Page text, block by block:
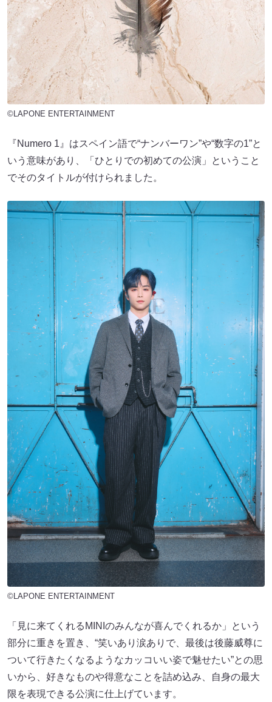
©LAPONE ENTERTAINMENT
『Numero 1』はスペイン語で“ナンバーワン”や“数字の1”と
いう意味があり、「ひとりでの初めての公演」ということ
でそのタイトルが付けられました。
©LAPONE ENTERTAINMENT
「見に来てくれるMINIのみんなが喜んでくれるか」という
部分に重きを置き、“笑いあり涙ありで、最後は後藤威尊に
ついて行きたくなるようなカッコいい姿で魅せたい”との思
いから、好きなものや得意なことを詰め込み、自身の最大
限を表現できる公演に仕上げています。